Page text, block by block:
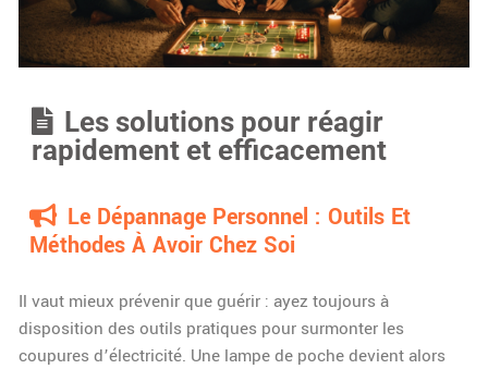
Les solutions pour réagir
rapidement et efficacement
Le Dépannage Personnel : Outils Et
Méthodes À Avoir Chez Soi
Il vaut mieux prévenir que guérir : ayez toujours à
disposition des outils pratiques pour surmonter les
coupures d’électricité. Une lampe de poche devient alors